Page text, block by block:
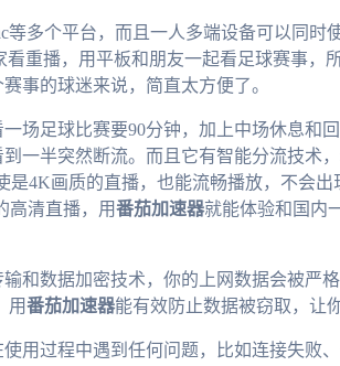
等多个平台，而且一人多端设备可以同时
重播，用平板和朋友一起看足球赛事，
事的球迷来说，简直太方便了。
场足球比赛要90分钟，加上中场休息和
一半突然断流。而且它有智能分流技术
是4K画质的直播，也能流畅播放，不会出
高清直播，用番茄加速器就能体验和国内
和数据加密技术，你的上网数据会被严
用番茄加速器能有效防止数据被窃取，让
用过程中遇到任何问题，比如连接失败